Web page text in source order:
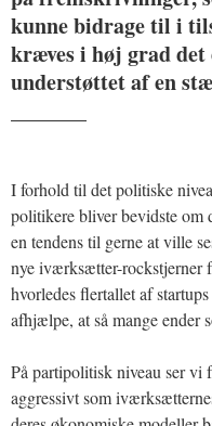
kunne bidrage til i
kræves i høj grad
understøttet af en
I forhold til det politiske
politikere bliver bevidste om
en tendens til gerne at ville
nye iværksætter-rockstjerner
hvorledes flertallet af
afhjælpe, at så mange ender
På partipolitisk niveau ser
aggressivt som